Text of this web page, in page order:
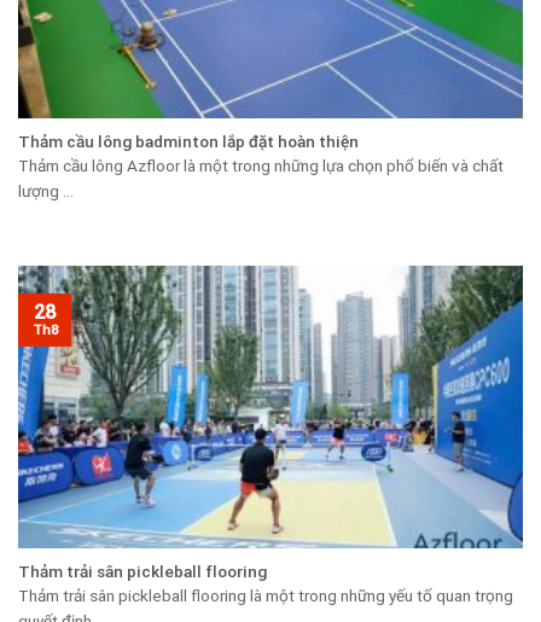
Thảm cầu lông badminton lắp đặt hoàn thiện
Thảm cầu lông Azfloor là một trong những lựa chọn phổ biến và chất
lượng ...
Thảm trải sân pickleball flooring
Thảm trải sân pickleball flooring là một trong những yếu tố quan trọng
28
Th8